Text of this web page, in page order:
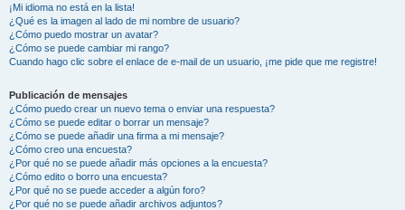
¡Mi idioma no está en la lista!
¿Qué es la imagen al lado de mi nombre de usuario?
¿Cómo puedo mostrar un avatar?
¿Cómo se puede cambiar mi rango?
Cuando hago clic sobre el enlace de e-mail de un usuario, ¡me pide que me registre!
Publicación de mensajes
¿Cómo puedo crear un nuevo tema o enviar una respuesta?
¿Cómo se puede editar o borrar un mensaje?
¿Cómo se puede añadir una firma a mi mensaje?
¿Cómo creo una encuesta?
¿Por qué no se puede añadir más opciones a la encuesta?
¿Cómo edito o borro una encuesta?
¿Por qué no se puede acceder a algún foro?
¿Por qué no se puede añadir archivos adjuntos?